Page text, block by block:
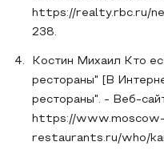
https://realty.rbc.ru/
238.
Костин Михаил Кто
рестораны" [В
рестораны". - Веб-
https://www.moscow-
restaurants.ru/who/